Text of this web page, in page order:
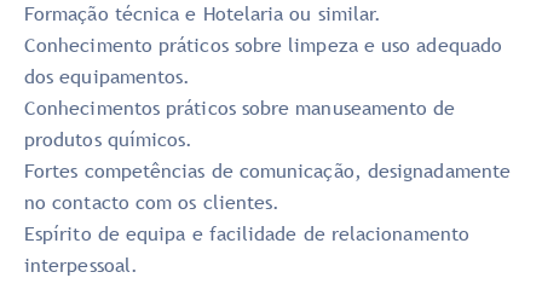
Formação técnica e Hotelaria ou similar.
Conhecimento práticos sobre limpeza e uso adequado
dos equipamentos.
Conhecimentos práticos sobre manuseamento de
produtos químicos.
Fortes competências de comunicação, designadamente
no contacto com os clientes.
Espírito de equipa e facilidade de relacionamento
interpessoal.